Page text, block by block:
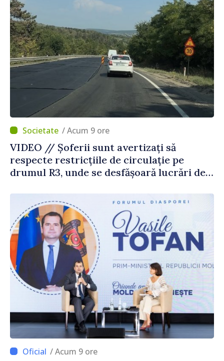
/ Acum 9 ore
VIDEO // Șoferii sunt avertizați să
respecte restricțiile de circulație pe
drumul R3, unde se desfășoară lucrări de
/ Acum 9 ore